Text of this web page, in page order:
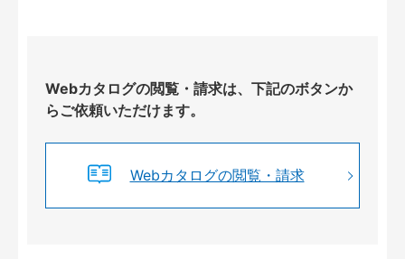
Webカタログの閲覧・請求は、下記のボタンか
らご依頼いただけます。
Webカタログの閲覧・請求